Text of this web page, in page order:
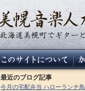
最近のブログ記事
今月の宅配弁当 ハローランチ鳥